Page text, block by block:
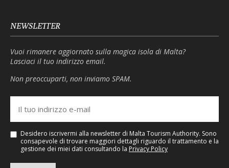
NEWSLETTER
Vuoi rimanere aggiornato sulla magica isola di Malta?
Lasciaci il tuo indirizzo email.
Non preoccuparti, non inviamo SPAM.
Desidero iscrivermi alla newsletter di Malta Tourism Authority. Sono
consapevole di trovare maggiori dettagli riguardo il trattamento e la
gestione dei miei dati consultando la Privacy Policy